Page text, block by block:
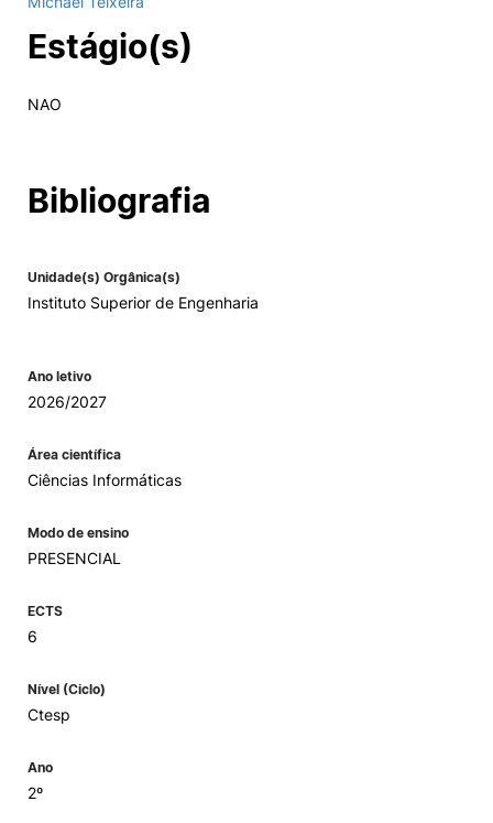
Alumni
Projetos PRR
Europeia Política de Privacidade e Cookies
Estágio(s)
NAO
Bibliografia
Unidade(s) Orgânica(s)
Instituto Superior de Engenharia
Ano letivo
2026/2027
Área científica
Ciências Informáticas
Modo de ensino
PRESENCIAL
ECTS
6
Nível (Ciclo)
Ctesp
Ano
2º